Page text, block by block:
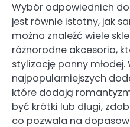
Wybór odpowiednich
jest równie istotny, jak
można znaleźć wiele
różnorodne akcesoria,
stylizację panny młodej.
najpopularniejszych
które dodają
być krótki lub długi,
co pozwala na